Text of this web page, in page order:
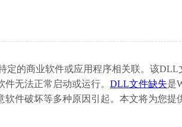
定的商业软件或应用程序相关联。该DLL
无法正常启动或运行。 DLL文件缺失是
件破坏等多种原因引起。本文将为您提